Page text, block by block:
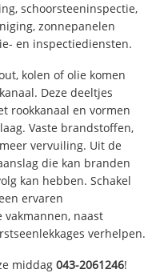
schoorsteeninspectie,
zonnepanelen
en inspectiediensten.
kolen of olie komen
Deze deeltjes
rookkanaal en vormen
Vaste brandstoffen,
vervuiling. Uit de
die kan branden
kan hebben. Schakel
ervaren
naast
verhelpen.
middag043-2061246!